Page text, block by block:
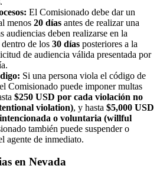
El Comisionado debe dar un
menos 20 días antes de realizar una
audiencias deben realizarse en la
de los 30 días posteriores a la
de audiencia válida presentada por
Si una persona viola el código de
Comisionado puede imponer multas
$250 USD por cada violación no
violation), y hasta $5,000 USD
o voluntaria (willful
también puede suspender o
agente de inmediato.
en Nevada